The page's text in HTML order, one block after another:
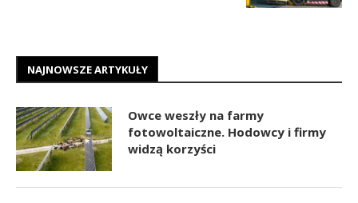
NAJNOWSZE ARTYKUŁY
Owce weszły na farmy
fotowoltaiczne. Hodowcy i firmy
widzą korzyści